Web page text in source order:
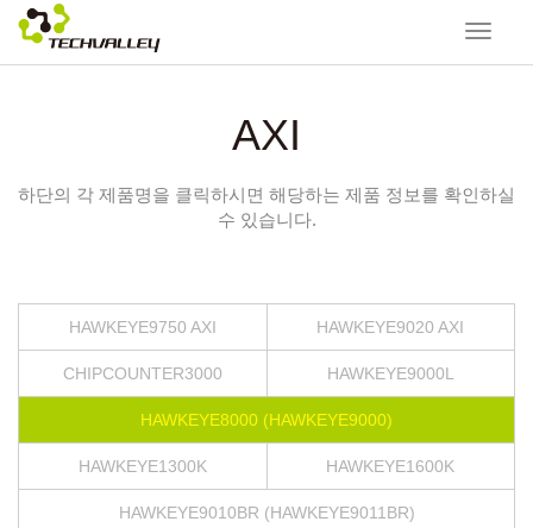
Toggle
AXI
하단의 각 제품명을 클릭하시면 해당하는 제품 정보를 확인하실
수 있습니다.
HAWKEYE9750 AXI HAWKEYE9020 AXI
CHIPCOUNTER3000 HAWKEYE9000L
HAWKEYE8000 (HAWKEYE9000)
HAWKEYE1300K HAWKEYE1600K
HAWKEYE9010BR (HAWKEYE9011BR)